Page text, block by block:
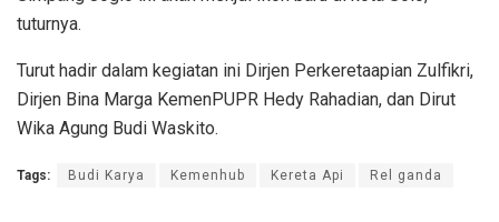
tuturnya.
Turut hadir dalam kegiatan ini Dirjen Perkeretaapian Zulfikri,
Dirjen Bina Marga KemenPUPR Hedy Rahadian, dan Dirut
Wika Agung Budi Waskito.
Tags: Budi Karya Kemenhub Kereta Api Rel ganda